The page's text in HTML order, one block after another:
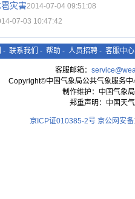
灾害2014-07-04 09:51:08
07-03 10:47:42
- 联系我们 - 帮助 - 人员招聘 - 客服中心
客服邮箱：
Copyright©中国气象局公共气象服务
制作维护：中国气象
郑重声明：中国天
京ICP证010385-2号 京公网安